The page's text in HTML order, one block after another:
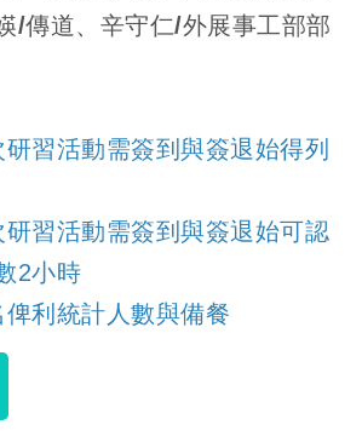
/傳道、辛守仁/外展事工部部
習活動需簽到與簽退始得列
習活動需簽到與簽退始可認
2小時
利統計人數與備餐